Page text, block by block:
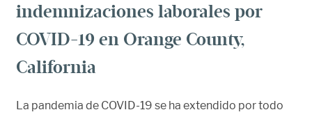
indemnizaciones laborales por
COVID-19 en Orange County,
California
La pandemia de COVID-19 se ha extendido por todo